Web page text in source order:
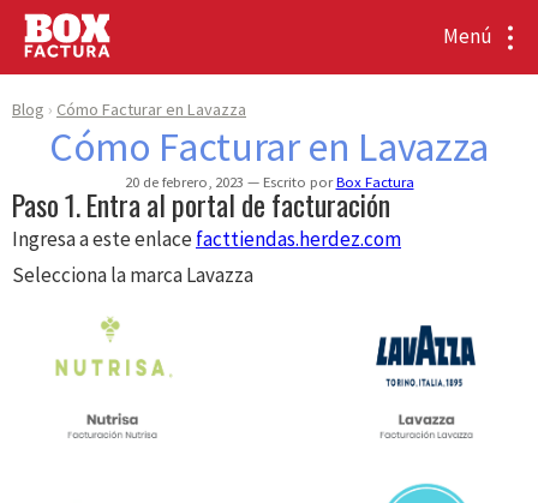
Menú
Blog Cómo Facturar en Lavazza
Cómo Facturar en Lavazza
20 de febrero, 2023 Escrito porBox Factura
Paso 1. Entra al portal de facturación
Ingresa a este enlacefacttiendas.herdez.com
Selecciona la marca Lavazza